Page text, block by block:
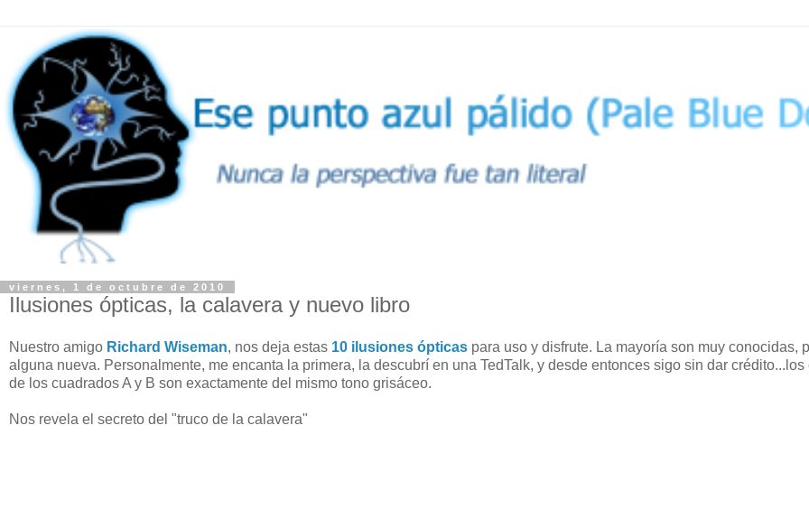
viernes, 1 de octubre de 2010
Ilusiones ópticas, la calavera y nuevo libro
Nuestro amigo Richard Wiseman, nos deja estas 10 ilusiones ópticas para uso y disfrute. La mayoría son muy conocidas,
alguna nueva. Personalmente, me encanta la primera, la descubrí en una TedTalk, y desde entonces sigo sin dar crédito...los
de los cuadrados A y B son exactamente del mismo tono grisáceo.
Nos revela el secreto del "truco de la calavera"